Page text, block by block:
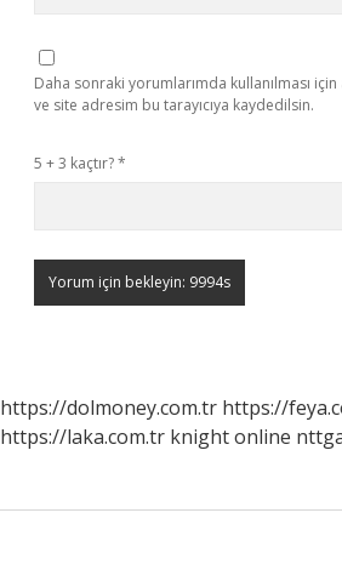
Daha sonraki yorumlarımda kullanılması
ve site adresim bu tarayıcıya kaydedilsin.
5 + 3 kaçtır?*
https://dolmoney.com.tr https://
https://laka.com.tr knight online